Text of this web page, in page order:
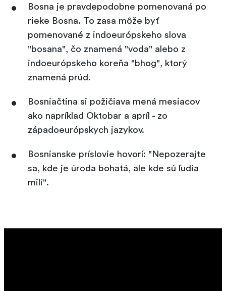
Bosna je pravdepodobne pomenovaná po
rieke Bosna. To zasa môže byť
pomenované z indoeurópskeho slova
"bosana", čo znamená "voda" alebo z
indoeurópskeho koreňa "bhog", ktorý
znamená prúd.
Bosniačtina si požičiava mená mesiacov
ako napríklad Oktobar a apríl - zo
západoeurópskych jazykov.
Bosnianske príslovie hovorí: "Nepozerajte
sa, kde je úroda bohatá, ale kde sú ľudia
milí".